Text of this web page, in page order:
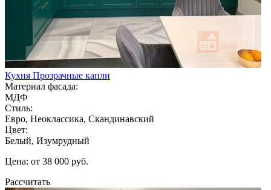
Кухня Прозрачные капли
Материал фасада:
МДФ
Стиль:
Евро, Неоклассика, Скандинавский
Цвет:
Белый, Изумрудный
Цена: от 38 000 руб.
Рассчитать